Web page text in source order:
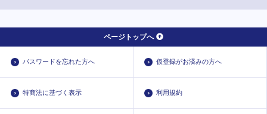
ページトップへ
パスワードを忘れた方へ 仮登録がお済みの方へ
特商法に基づく表示 利用規約